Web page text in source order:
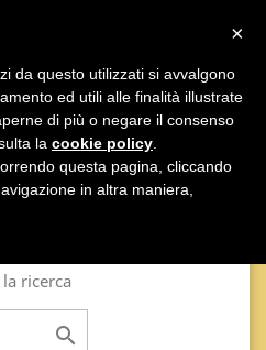

ricerca

×
da questo utilizzati si avvalgono
ed utili alle finalità illustrate
di più o negare il consenso
la cookie policy
questa pagina, cliccando
in altra maniera,